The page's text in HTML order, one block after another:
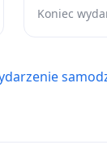
Koniec